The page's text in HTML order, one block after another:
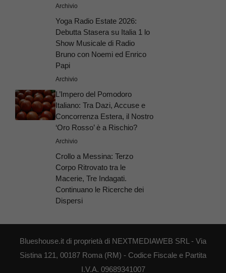
Archivio
Yoga Radio Estate 2026:
Debutta Stasera su Italia 1 lo
Show Musicale di Radio
Bruno con Noemi ed Enrico
Papi
Archivio
L’Impero del Pomodoro
Italiano: Tra Dazi, Accuse e
Concorrenza Estera, il Nostro
‘Oro Rosso’ è a Rischio?
Archivio
Crollo a Messina: Terzo
Corpo Ritrovato tra le
Macerie, Tre Indagati.
Continuano le Ricerche dei
Dispersi
Blueshouse.it di proprietà di NEXTMEDIAWEB SRL - Via
Sistina 121, 00187 Roma (RM) - Codice Fiscale e Partita
I.V.A. 09689341007